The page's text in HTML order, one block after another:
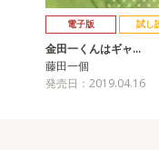
電子版 試し
金田一くんはギャ…
藤田一個
発売日：2019.04.16